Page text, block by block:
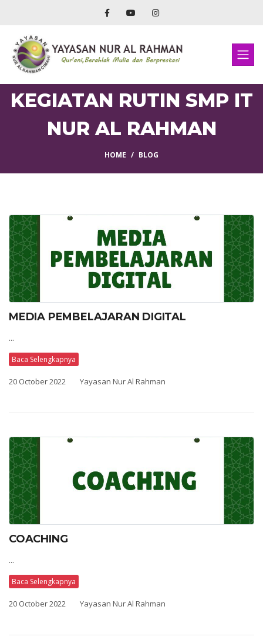
KEGIATAN RUTIN SMP IT
NUR AL RAHMAN
HOME BLOG
MEDIA PEMBELAJARAN DIGITAL
...
Baca Selengkapnya
20 October 2022 Yayasan Nur Al Rahman
COACHING
...
Baca Selengkapnya
20 October 2022 Yayasan Nur Al Rahman